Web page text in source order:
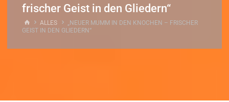
frischer Geist in den Gliedern“
STARTALLES
„NEUER MUMM IN DEN KNOCHEN – FRISCHER
GEIST IN DEN GLIEDERN“